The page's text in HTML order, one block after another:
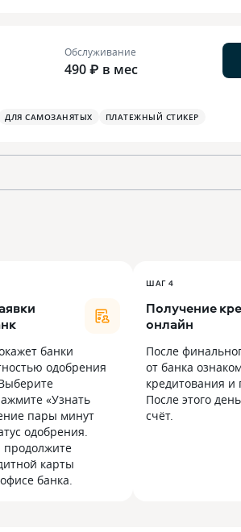
Обслуживание
490 ₽ в мес
ДЛЯ САМОЗАНЯТЫХ ПЛАТЕЖНЫЙ СТИКЕР
банки
одобрения
«Узнать
пары минут
одобрения.
продолжите
карты
банка.
ШАГ 4
Получение
онлайн
После
от банка
кредитования и
После этого
счёт.